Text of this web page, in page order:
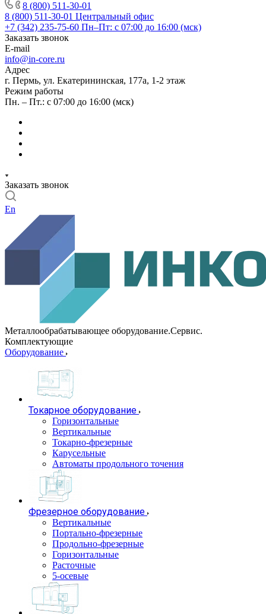
8 (800) 511-30-01
8 (800) 511-30-01 Центральный офис
+7 (342) 235-75-60 Пн–Пт: с 07:00 до 16:00 (мск)
Заказать звонок
E-mail
info@in-core.ru
Адрес
г. Пермь, ул. ​Екатерининская, 177а, ​1-2 этаж
Режим работы
Пн. – Пт.: с 07:00 до 16:00 (мск)
Заказать звонок
En
Металлообрабатывающее оборудование.Сервис.
Комплектующие
Оборудование
Токарное оборудование
Горизонтальные
Вертикальные
Токарно-фрезерные
Карусельные
Автоматы продольного точения
Фрезерное оборудование
Вертикальные
Портально-фрезерные
Продольно-фрезерные
Горизонтальные
Расточные
5-осевые